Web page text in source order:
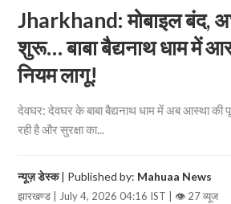
Jharkhand: मोबाइल बंद,
शुरू… बाबा बैद्यनाथ धाम में
नियम लागू!
देवघर: देवघर के बाबा बैद्यनाथ धाम में अब आस्था की
रही है और सुरक्षा का...
न्यूज़ डेस्क| Published by: Mahuaa News
झारखण्ड | July 4, 2026 04:16 IST | 👁 27 व्यूज